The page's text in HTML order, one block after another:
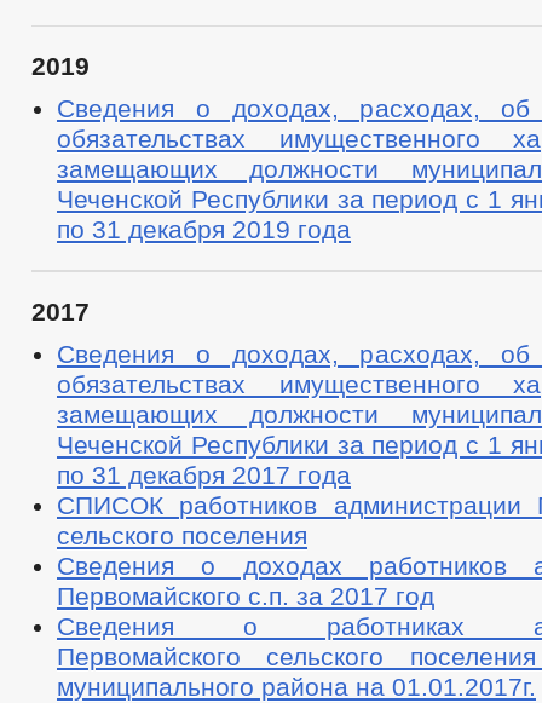
2019
Сведения о доходах, расходах,
обязательствах имущественного
замещающих должности
Чеченской Республики за период с 1
по 31 декабря 2019 года
2017
Сведения о доходах, расходах,
обязательствах имущественного
замещающих должности
Чеченской Республики за период с 1
по 31 декабря 2017 года
СПИСОК работников администрации
сельского поселения
Сведения о доходах работников
Первомайского с.п. за 2017 год
Сведения о работниках
Первомайского сельского
муниципального района на 01.01.2017г.